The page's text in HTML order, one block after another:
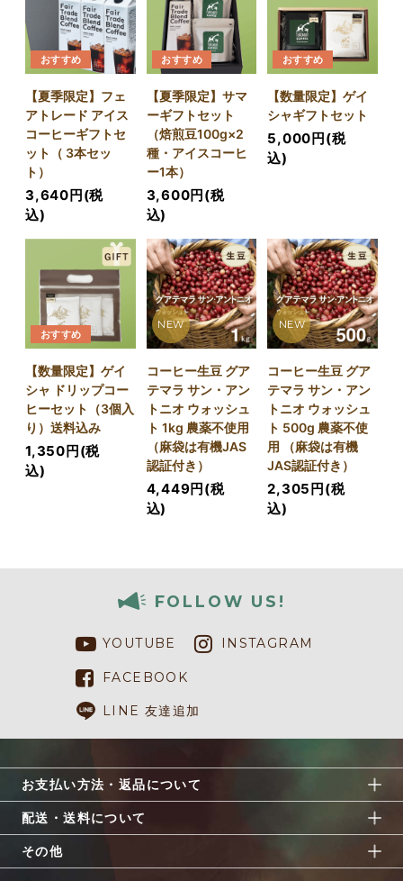
おすすめ
【夏季限定】フェ
アトレード アイス
コーヒーギフトセ
ット（ 3本セッ
ト）
3,640円(税
込)
おすすめ
【夏季限定】サマ
ーギフトセット
（焙煎豆100g×2
種・アイスコーヒ
ー1本）
3,600円(税
込)
おすすめ
【数量限定】ゲイ
シャギフトセット
5,000円(税
込)
おすすめ
【数量限定】ゲイ
シャ ドリップコー
ヒーセット（3個入
り）送料込み
1,350円(税
込)
NEW
コーヒー生豆 グア
テマラ サン・アン
トニオ ウォッシュ
ト 1kg 農薬不使用
（麻袋は有機JAS
認証付き）
4,449円(税
込)
NEW
コーヒー生豆 グア
テマラ サン・アン
トニオ ウォッシュ
ト 500g 農薬不使
用 （麻袋は有機
JAS認証付き）
2,305円(税
込)
FOLLOW US!
YOUTUBE INSTAGRAM
FACEBOOK
LINE 友達追加
お支払い方法・返品について
配送・送料について
その他